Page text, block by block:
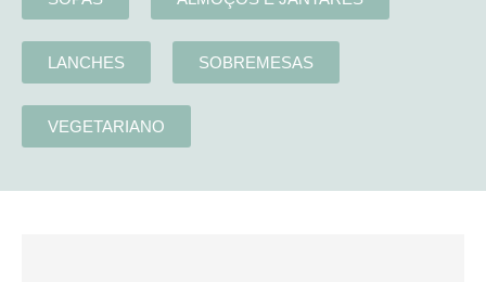
LANCHES SOBREMESAS
VEGETARIANO